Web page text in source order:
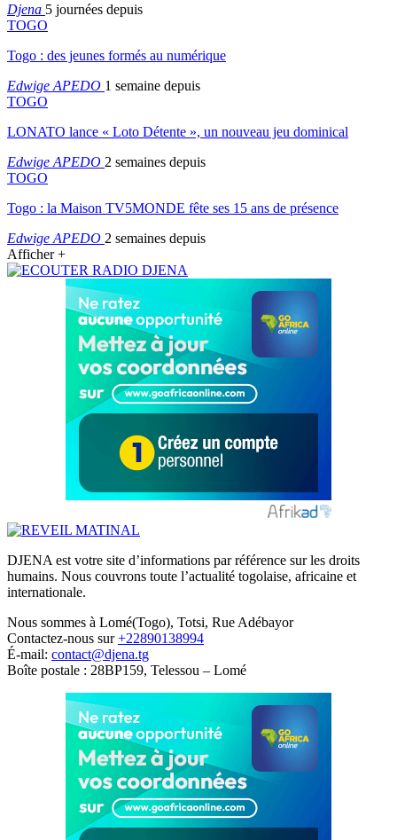
Djena 5 journées depuis
TOGO
Togo : des jeunes formés au numérique
Edwige APEDO 1 semaine depuis
TOGO
LONATO lance « Loto Détente », un nouveau jeu dominical
Edwige APEDO 2 semaines depuis
TOGO
Togo : la Maison TV5MONDE fête ses 15 ans de présence
Edwige APEDO 2 semaines depuis
Afficher +
DJENA est votre site d’informations par référence sur les droits
humains. Nous couvrons toute l’actualité togolaise, africaine et
internationale.
Nous sommes à Lomé(Togo), Totsi, Rue Adébayor
Contactez-nous sur+22890138994
É-mail: contact@djena.tg
Boîte postale : 28BP159, Telessou – Lomé